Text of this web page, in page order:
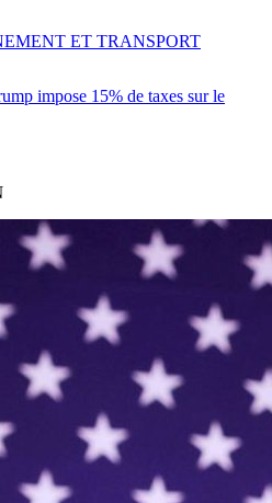
impose 15% de taxes sur le
ET TRANSPORT